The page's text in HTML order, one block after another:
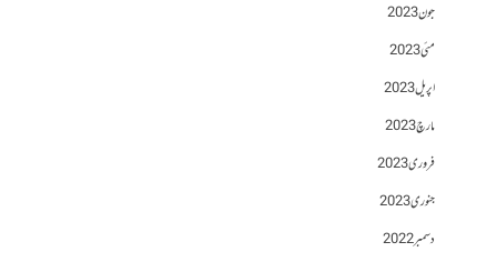
جون 2023
مئی 2023
اپریل 2023
مارچ 2023
فروری 2023
جنوری 2023
دسمبر 2022